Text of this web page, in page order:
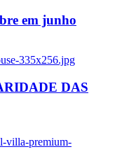
em junho
335x256.jpg
DAS
villa-premium-